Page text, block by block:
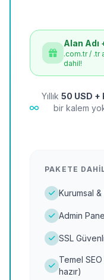
Alan Adı
.com.tr / .tr
dahil!
Yıllık 50 USD +
bir kalem
PAKETE
Kurumsal
Admin
SSL
Temel
hazır)